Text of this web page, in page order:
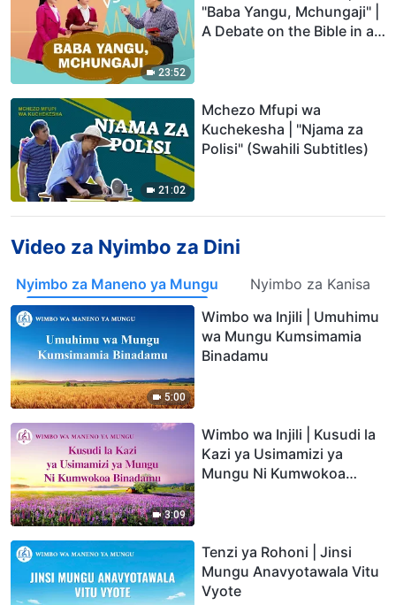
23:52
"Baba Yangu, Mchungaji" |
A Debate on the Bible in a
21:02
Mchezo Mfupi wa
Kuchekesha | "Njama za
Polisi" (Swahili Subtitles)
Video za Nyimbo za Dini
Nyimbo za Maneno ya Mungu Nyimbo za Kanisa
5:00
Wimbo wa Injili | Umuhimu
wa Mungu Kumsimamia
Binadamu
3:09
Wimbo wa Injili | Kusudi la
Kazi ya Usimamizi ya
Mungu Ni Kumwokoa
Tenzi ya Rohoni | Jinsi
Mungu Anavyotawala Vitu
Vyote